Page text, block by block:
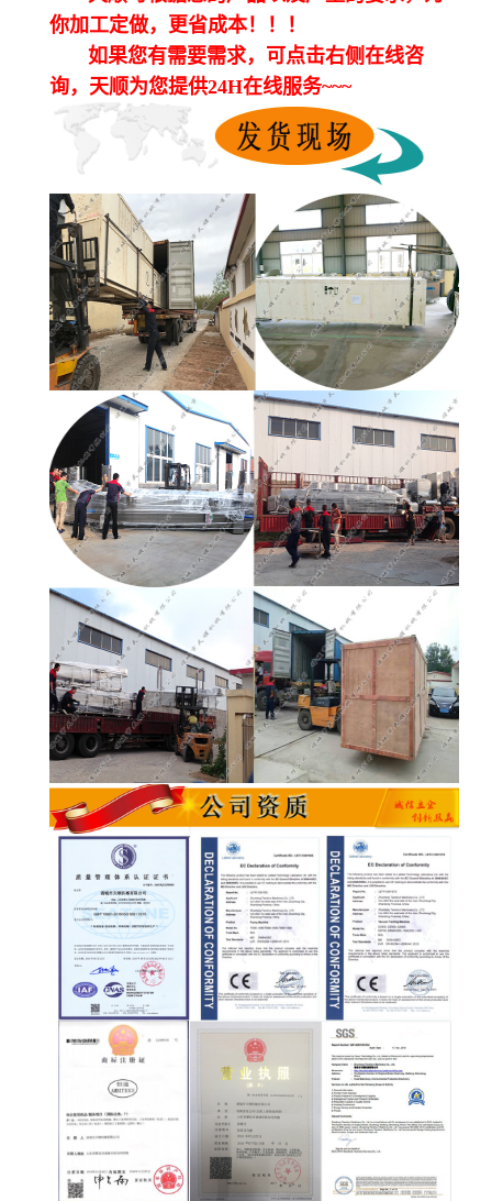
你加工定做，更省成本！！！
如果您有需要需求，可点击右侧在线咨
询，天顺为您提供24H在线服务~~~